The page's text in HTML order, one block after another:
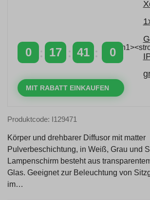
0 17 40 59
MIT RABATT EINKAUFEN
Produktcode: I129471
Körper und drehbarer Diffusor mit matter
Pulverbeschichtung, in Weiß, Grau und
Lampenschirm besteht aus
Glas. Geeignet zur Beleuchtung von
im…